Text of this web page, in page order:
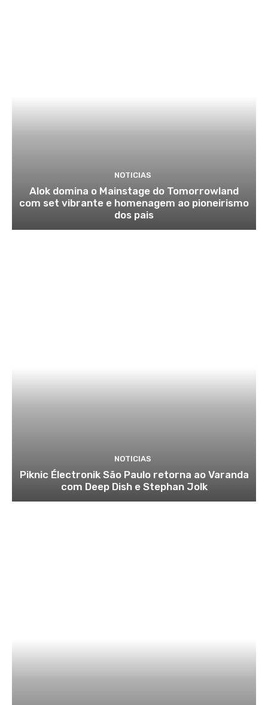
NOTICIAS
Alok domina o Mainstage do Tomorrowland
com set vibrante e homenagem ao pioneirismo
dos pais
NOTICIAS
Piknic Électronik São Paulo retorna ao Varanda
com Deep Dish e Stephan Jolk